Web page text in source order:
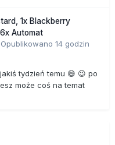
1x Blackberry
Automat
Opublikowano 14 godzin
tydzień temu 😅 😉 po
może coś na temat